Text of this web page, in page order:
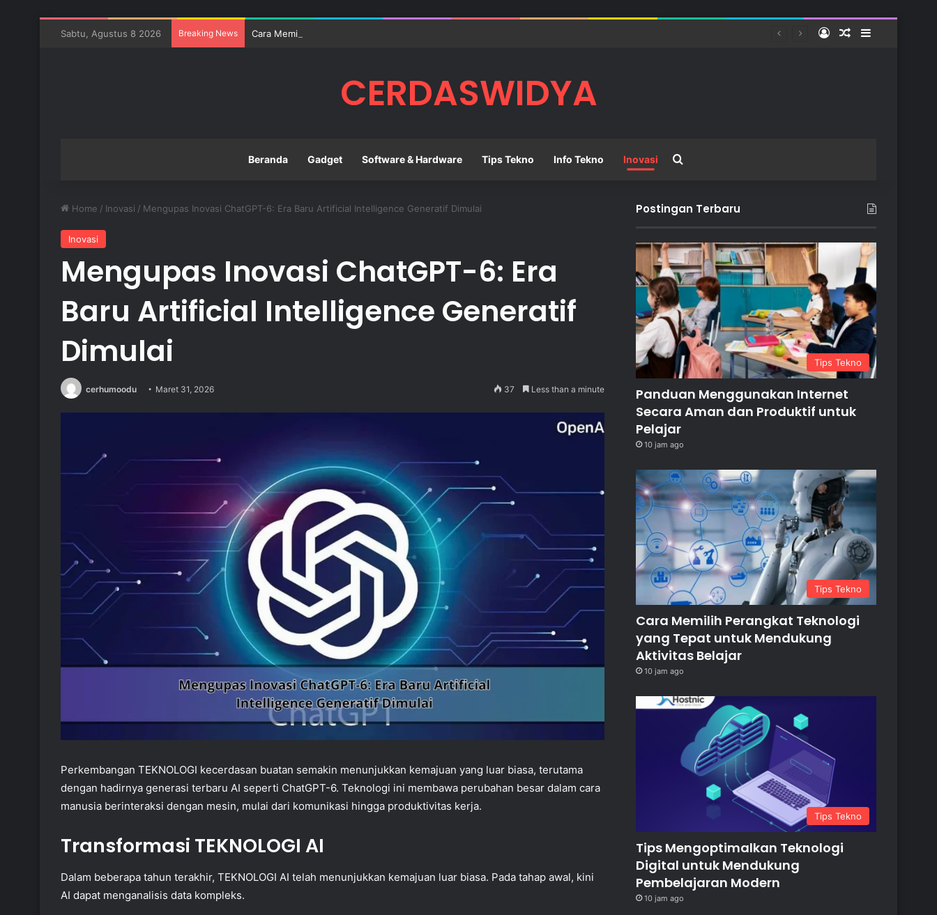
Sabtu, Agustus 8 2026 Breaking News Cara Memilih Perangkat Teknologi yang Tepat untuk Mendukung Aktivitas Belajar Log InRandom Article
Sidebar
CERDASWIDYA
Beranda Gadget Software & Hardware Tips Tekno Info Tekno Inovasi
Home / Inovasi / Mengupas Inovasi ChatGPT-6: Era Baru Artificial Intelligence Generatif Dimulai
Inovasi
Mengupas Inovasi ChatGPT-6: Era
Baru Artificial Intelligence Generatif
Dimulai
cerhumoodu Maret 31, 2026 37 Less than a minute
Perkembangan TEKNOLOGI kecerdasan buatan semakin menunjukkan kemajuan yang luar biasa, terutama
dengan hadirnya generasi terbaru AI seperti ChatGPT-6. Teknologi ini membawa perubahan besar dalam cara
manusia berinteraksi dengan mesin, mulai dari komunikasi hingga produktivitas kerja.
Transformasi TEKNOLOGI AI
Dalam beberapa tahun terakhir, TEKNOLOGI AI telah menunjukkan kemajuan luar biasa. Pada tahap awal, kini
AI dapat menganalisis data kompleks.
Postingan Terbaru
Tips Tekno
Panduan Menggunakan Internet
Secara Aman dan Produktif untuk
Pelajar
10 jam ago
Tips Tekno
Cara Memilih Perangkat Teknologi
yang Tepat untuk Mendukung
Aktivitas Belajar
10 jam ago
Tips Tekno
Tips Mengoptimalkan Teknologi
Digital untuk Mendukung
Pembelajaran Modern
10 jam ago